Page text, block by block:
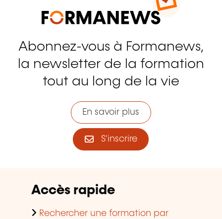
Abonnez-vous à Formanews,
la newsletter de la formation
tout au long de la vie
En savoir plus
S'inscrire
Accès rapide
Rechercher une formation par